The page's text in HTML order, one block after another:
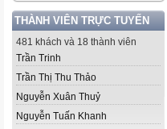
THÀNH VIÊN TRỰC TUYẾN
481 khách và 18 thành viên
Trần Trinh
Trần Thị Thu Thảo
Nguyễn Xuân Thuỷ
Nguyễn Tuấn Khanh